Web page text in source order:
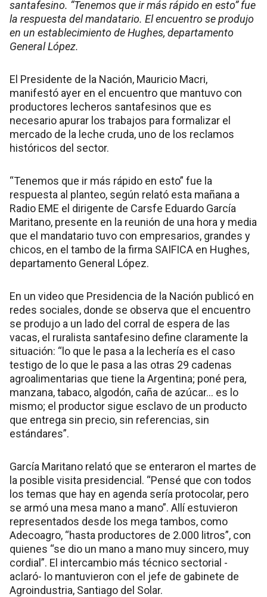
santafesino. “Tenemos que ir más rápido en esto” fue
la respuesta del mandatario. El encuentro se produjo
en un establecimiento de Hughes, departamento
General López.
El Presidente de la Nación, Mauricio Macri,
manifestó ayer en el encuentro que mantuvo con
productores lecheros santafesinos que es
necesario apurar los trabajos para formalizar el
mercado de la leche cruda, uno de los reclamos
históricos del sector.
“Tenemos que ir más rápido en esto” fue la
respuesta al planteo, según relató esta mañana a
Radio EME el dirigente de Carsfe Eduardo García
Maritano, presente en la reunión de una hora y media
que el mandatario tuvo con empresarios, grandes y
chicos, en el tambo de la firma SAIFICA en Hughes,
departamento General López.
En un video que Presidencia de la Nación publicó en
redes sociales, donde se observa que el encuentro
se produjo a un lado del corral de espera de las
vacas, el ruralista santafesino define claramente la
situación: “lo que le pasa a la lechería es el caso
testigo de lo que le pasa a las otras 29 cadenas
agroalimentarias que tiene la Argentina; poné pera,
manzana, tabaco, algodón, caña de azúcar… es lo
mismo; el productor sigue esclavo de un producto
que entrega sin precio, sin referencias, sin
estándares”.
García Maritano relató que se enteraron el martes de
la posible visita presidencial. “Pensé que con todos
los temas que hay en agenda sería protocolar, pero
se armó una mesa mano a mano”. Allí estuvieron
representados desde los mega tambos, como
Adecoagro, “hasta productores de 2.000 litros”, con
quienes “se dio un mano a mano muy sincero, muy
cordial”. El intercambio más técnico sectorial -
aclaró- lo mantuvieron con el jefe de gabinete de
Agroindustria, Santiago del Solar.